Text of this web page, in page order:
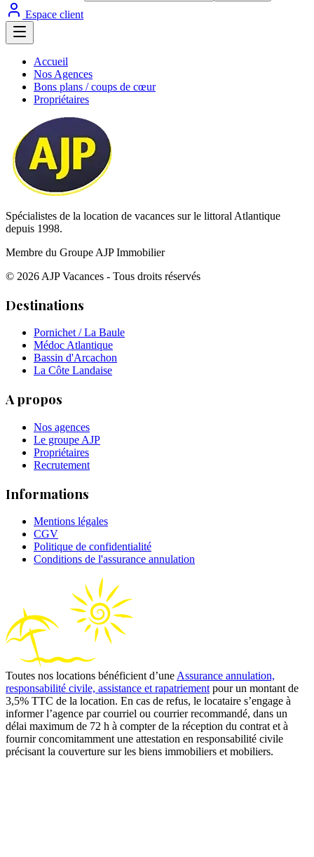
Espace client
Accueil
Nos Agences
Bons plans / coups de cœur
Propriétaires
Spécialistes de la location de vacances sur le littoral Atlantique
depuis 1998.
Membre du Groupe AJP Immobilier
© 2026 AJP Vacances - Tous droits réservés
Destinations
Pornichet / La Baule
Médoc Atlantique
Bassin d'Arcachon
La Côte Landaise
A propos
Nos agences
Le groupe AJP
Propriétaires
Recrutement
Informations
Mentions légales
CGV
Politique de confidentialité
Conditions de l'assurance annulation
Toutes nos locations bénéficient d’une Assurance annulation,
responsabilité civile, assistance et rapatriement pour un montant de
3,5% TTC de la location. En cas de refus, le locataire s’engage à
informer l’agence par courriel ou courrier recommandé, dans un
délai maximum de 72 h à compter de la réception du contrat et à
fournir concomitamment une attestation en responsabilité civile
précisant la couverture sur les biens immobiliers et mobiliers.